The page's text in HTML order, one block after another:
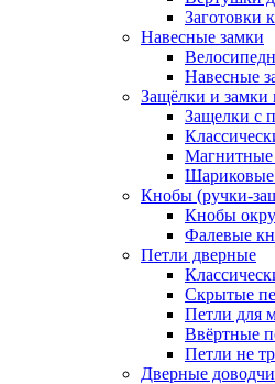
Заготовки
Навесные замки
Навесные
Защёлки и
Защелки с
Магнитные
Шариковые
Кнобы (ручки-
Кнобы
Фалевые
Петли дверные
Скрытые
Петли для
Ввёртные
Петли не
Дверные